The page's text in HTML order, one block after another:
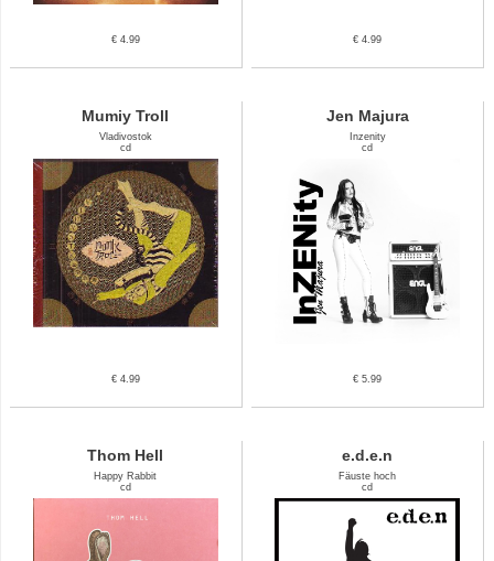
€ 4.99 € 4.99
Mumiy Troll
Vladivostok
cd
€ 4.99
Jen Majura
Inzenity
cd
€ 5.99
Thom Hell
Happy Rabbit
cd
e.d.e.n
Fäuste hoch
cd